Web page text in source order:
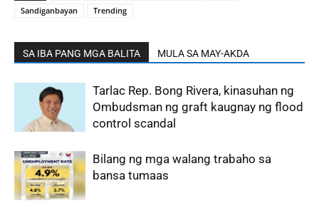
Sandiganbayan
Trending
SA IBA PANG MGA BALITA MULA SA MAY-AKDA
Tarlac Rep. Bong Rivera, kinasuhan ng
Ombudsman ng graft kaugnay ng flood
control scandal
Bilang ng mga walang trabaho sa
bansa tumaas